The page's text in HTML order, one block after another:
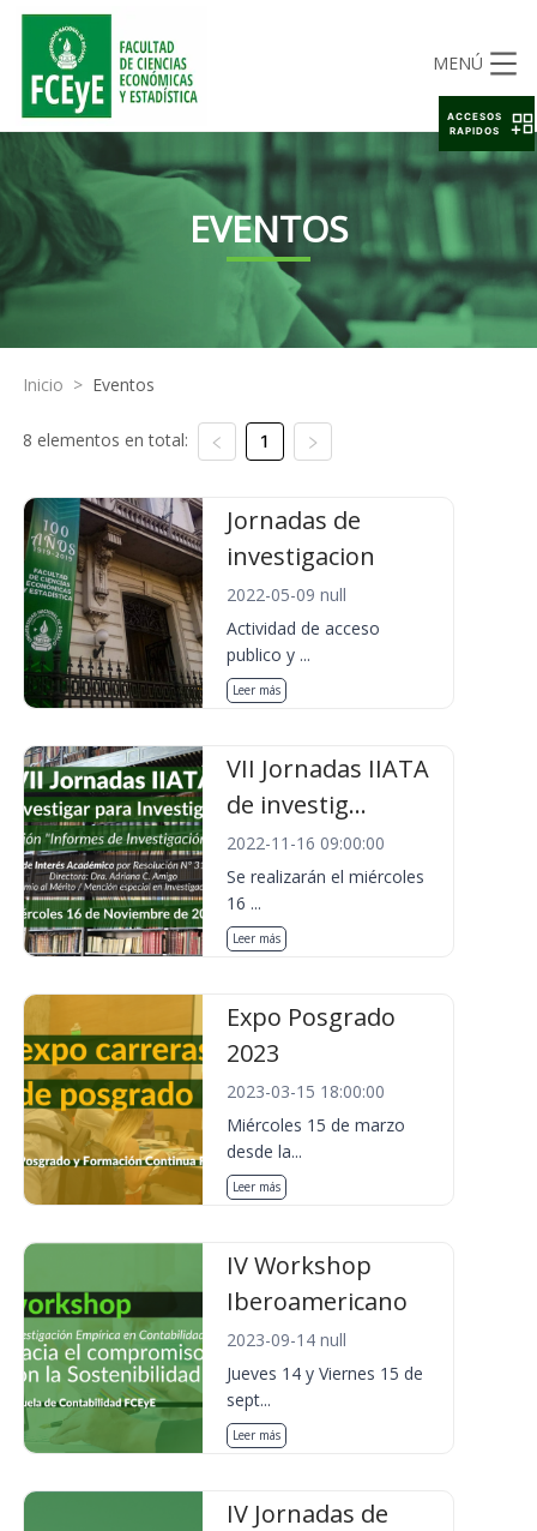
MENÚ
EVENTOS
Inicio > Eventos
8 elementos en total: 1
Jornadas de
investigacion
2022-05-09 null
Actividad de acceso
publico y ...
Leer más
VII Jornadas IIATA
de investig...
2022-11-16 09:00:00
Se realizarán el miércoles
16 ...
Leer más
Expo Posgrado
2023
2023-03-15 18:00:00
Miércoles 15 de marzo
desde la...
Leer más
IV Workshop
Iberoamericano
2023-09-14 null
Jueves 14 y Viernes 15 de
sept...
Leer más
IV Jornadas de
ACCESOS
RAPIDOS